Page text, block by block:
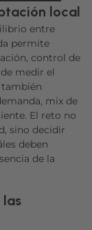
local
entre
permite
control de
medir el
también
mix de
El reto no
sino decidir
deben
de la